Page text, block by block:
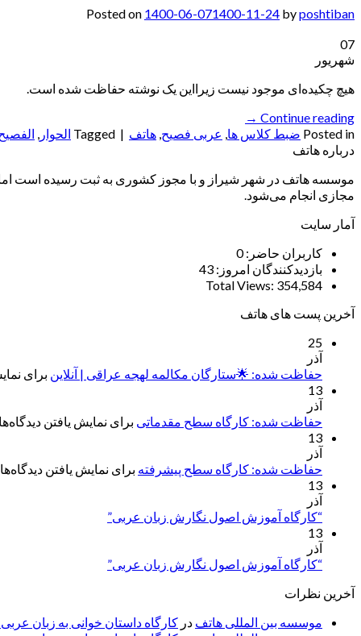
Posted on 1400-06-071400-11-24 byposhtiban
07
شهریور
هیچ چکیده‌ای موجود نیست زیرا‌این یک نوشته حفاظت شده است.
Continue reading
→
Posted in ضبط کلاس ها عربی فصیح هاتف |
Tagged الحوار
درباره هاتف
موسسه هاتف در شهر شیراز و با مجوز کشوری به ثبت رسیده است
مجازی انجام می‌شود.
آمار سایت
کاربران حاضر:0
بازدیدکنندگان امروز: 43
Total Views: 354,584
آخرین پست های هاتف
25
آذر
حفاظت شده: 🌟ستارگان مکالمه لهجه عراقی | آنلاین برای
13
آذر
حفاظت شده: کارگاه سطح مقدماتی برای نمایش یافتن
13
آذر
حفاظت شده: کارگاه سطح پیشرفته برای نمایش یافتن
13
آذر
“کارگاه آموزش اصول نگارش زبان عربی”
13
آذر
“کارگاه آموزش اصول نگارش زبان عربی”
آخرین نظرات
موسسه بین المللی هاتف در کارگاه داستان خوانی به زبان